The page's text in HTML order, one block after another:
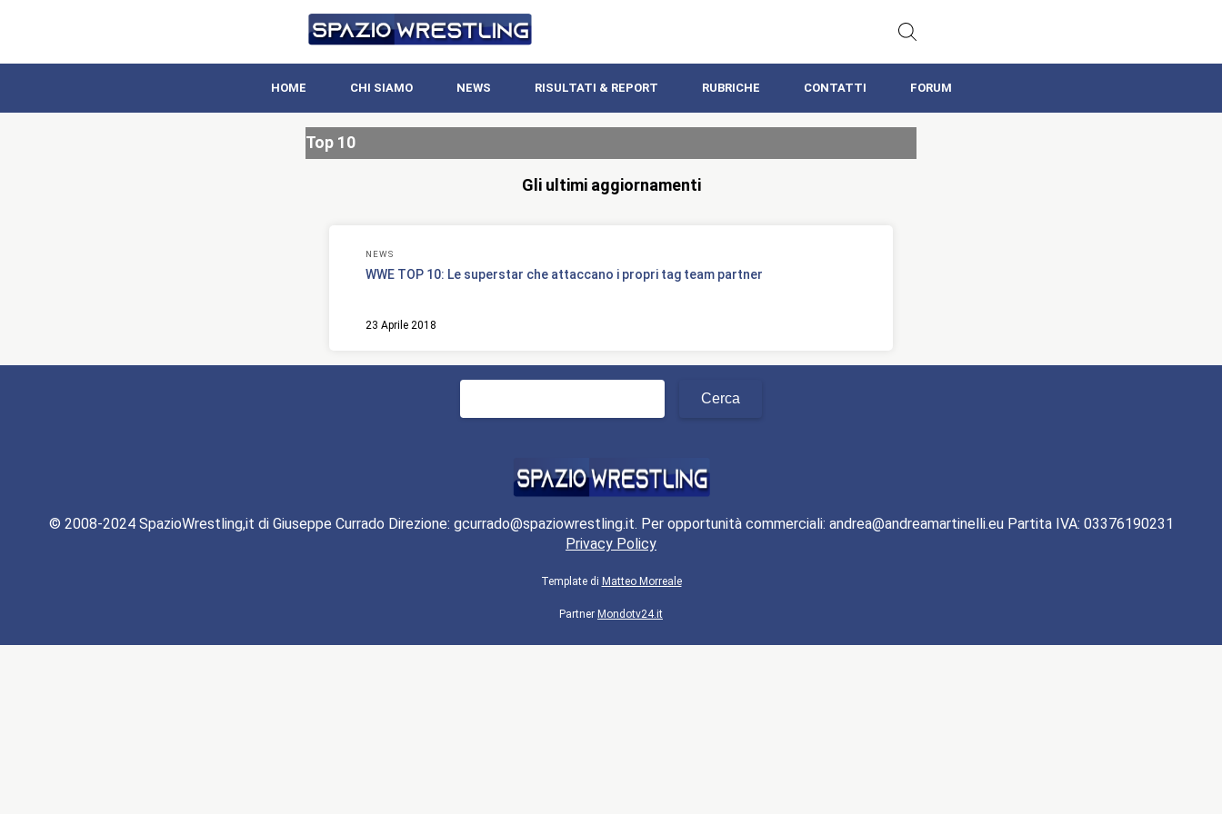
HOME CHI SIAMO NEWS RISULTATI & REPORT RUBRICHE CONTATTI FORUM
Top 10
Gli ultimi aggiornamenti
NEWS
WWE TOP 10: Le superstar che attaccano i propri tag team partner
23 Aprile 2018
© 2008-2024 SpazioWrestling,it di Giuseppe Currado Direzione: gcurrado@spaziowrestling.it. Per opportunità commerciali: andrea@andreamartinelli.eu Partita IVA: 03376190231
Privacy Policy
Template di Matteo Morreale
Partner Mondotv24.it